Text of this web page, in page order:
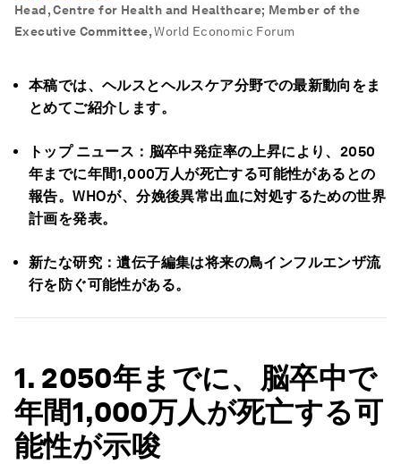
Head, Centre for Health and Healthcare; Member of the
Executive Committee, World Economic Forum
本稿では、ヘルスとヘルスケア分野での最新動向をま
とめてご紹介します。
トップ ニュース：脳卒中発症率の上昇により、2050
年までに年間1,000万人が死亡する可能性があるとの
報告。WHOが、分娩後異常出血に対処するための世界
計画を発表。
新たな研究：遺伝子編集は将来の鳥インフルエンザ流
行を防ぐ可能性がある。
1. 2050年までに、脳卒中で
年間1,000万人が死亡する可
能性が示唆